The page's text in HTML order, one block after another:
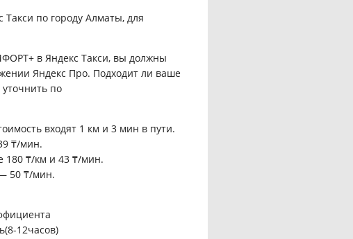
по городу Алматы, для
в Яндекс Такси, вы должны
Яндекс Про. Подходит ли ваше
по
входят 1 км и 3 мин в пути.
₸/мин.
180 ₸/км и 43 ₸/мин.
50 ₸/мин.
12часов)